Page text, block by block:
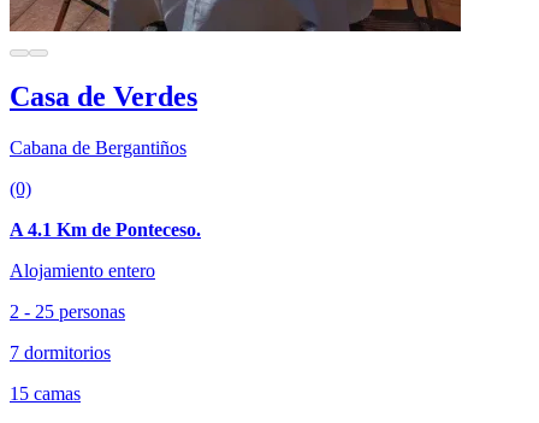
Casa de Verdes
Cabana de Bergantiños
(0)
A 4.1 Km de Ponteceso.
Alojamiento entero
2 - 25 personas
7 dormitorios
15 camas